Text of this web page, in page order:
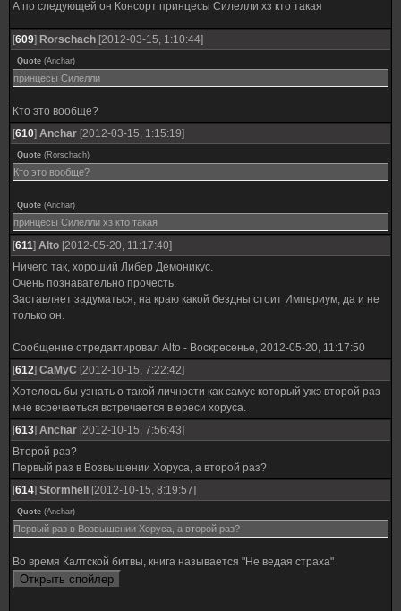
А по следующей он Консорт принцесы Силелли хз кто такая
[609] Rorschach [2012-03-15, 1:10:44]
Quote (Anchar)
принцесы Силелли
Кто это вообще?
[610] Anchar [2012-03-15, 1:15:19]
Quote (Rorschach)
Кто это вообще?
Quote (Anchar)
принцесы Силелли хз кто такая
[611] Alto [2012-05-20, 11:17:40]
Ничего так, хороший Либер Демоникус.
Очень познавательно прочесть.
Заставляет задуматься, на краю какой бездны стоит Империум, да и не
только он.
Сообщение отредактировал Alto - Воскресенье, 2012-05-20, 11:17:50
[612] CaMyC [2012-10-15, 7:22:42]
Хотелось бы узнать о такой личности как самус который ужэ второй раз
мне всречаеться встречается в ереси хоруса.
[613] Anchar [2012-10-15, 7:56:43]
Второй раз?
Первый раз в Возвышении Хоруса, а второй раз?
[614] Stormhell [2012-10-15, 8:19:57]
Quote (Anchar)
Первый раз в Возвышении Хоруса, а второй раз?
Во время Калтской битвы, книга называется "Не ведая страха"